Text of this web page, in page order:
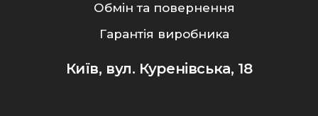
Обмін та повернення
Гарантія виробника
Київ, вул. Куренівська, 18